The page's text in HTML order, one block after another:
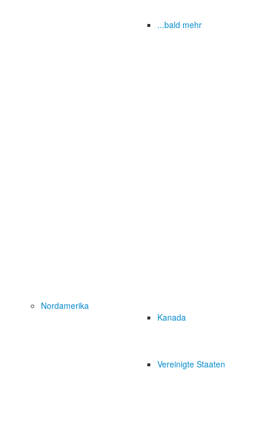
...bald mehr
Nordamerika
Kanada
Vereinigte Staaten